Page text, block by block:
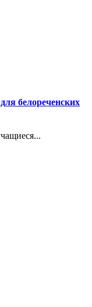
белореченских